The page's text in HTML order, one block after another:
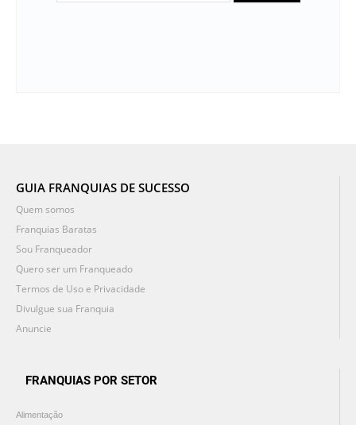
GUIA FRANQUIAS DE SUCESSO
Quem somos
Franquias Baratas
Sou Franqueador
Quero ser um Franqueado
Termos de Uso e Privacidade
Divulgue sua Franquia
Anuncie
FRANQUIAS POR SETOR
Alimentação